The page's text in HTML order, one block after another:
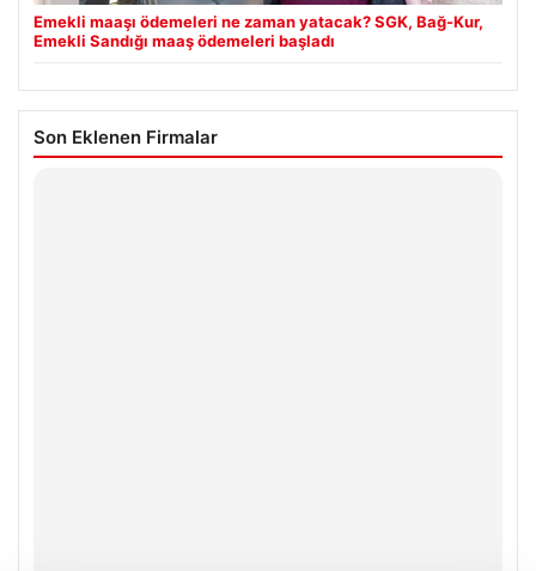
Emekli maaşı ödemeleri ne zaman yatacak? SGK, Bağ-Kur,
Emekli Sandığı maaş ödemeleri başladı
Son Eklenen Firmalar